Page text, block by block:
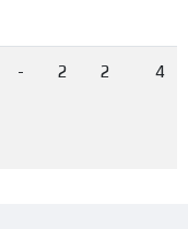
- 2 2 4